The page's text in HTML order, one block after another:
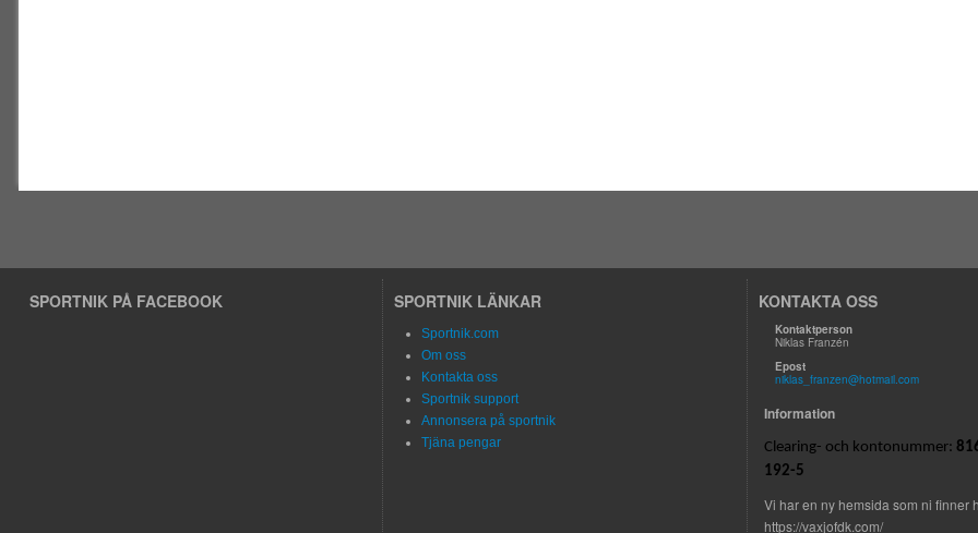
SPORTNIK PÅ FACEBOOK SPORTNIK LÄNKAR
Sportnik.com
Om oss
Kontakta oss
Sportnik support
Annonsera på sportnik
Tjäna pengar
KONTAKTA OSS
Kontaktperson
Niklas Franzén
Epost
niklas_franzen@hotmail.com
Information
Clearing- och kontonummer:
192-5
Vi har en ny hemsida som ni finner
https://vaxjofdk.com/